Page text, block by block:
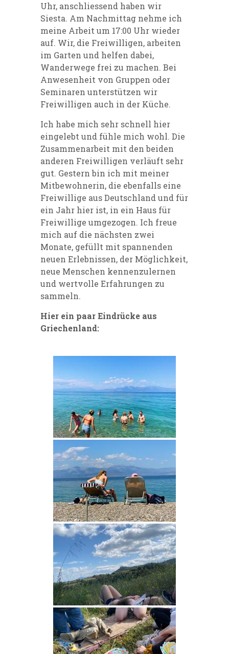
Uhr, anschliessend haben wir
Siesta. Am Nachmittag nehme ich
meine Arbeit um 17:00 Uhr wieder
auf. Wir, die Freiwilligen, arbeiten
im Garten und helfen dabei,
Wanderwege frei zu machen. Bei
Anwesenheit von Gruppen oder
Seminaren unterstützen wir
Freiwilligen auch in der Küche.
Ich habe mich sehr schnell hier
eingelebt und fühle mich wohl. Die
Zusammenarbeit mit den beiden
anderen Freiwilligen verläuft sehr
gut. Gestern bin ich mit meiner
Mitbewohnerin, die ebenfalls eine
Freiwillige aus Deutschland und für
ein Jahr hier ist, in ein Haus für
Freiwillige umgezogen. Ich freue
mich auf die nächsten zwei
Monate, gefüllt mit spannenden
neuen Erlebnissen, der Möglichkeit,
neue Menschen kennenzulernen
und wertvolle Erfahrungen zu
sammeln.
Hier ein paar Eindrücke aus
Griechenland: